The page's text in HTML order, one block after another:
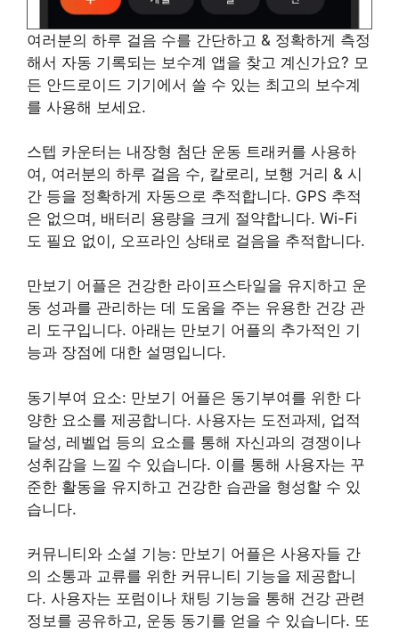
여러분의 하루 걸음 수를 간단하고 & 정확하게 측정
해서 자동 기록되는 보수계 앱을 찾고 계신가요? 모
든 안드로이드 기기에서 쓸 수 있는 최고의 보수계
를 사용해 보세요.
스텝 카운터는 내장형 첨단 운동 트래커를 사용하
여, 여러분의 하루 걸음 수, 칼로리, 보행 거리 & 시
간 등을 정확하게 자동으로 추적합니다. GPS 추적
은 없으며, 배터리 용량을 크게 절약합니다. Wi-Fi
도 필요 없이, 오프라인 상태로 걸음을 추적합니다.
만보기 어플은 건강한 라이프스타일을 유지하고 운
동 성과를 관리하는 데 도움을 주는 유용한 건강 관
리 도구입니다. 아래는 만보기 어플의 추가적인 기
능과 장점에 대한 설명입니다.
동기부여 요소: 만보기 어플은 동기부여를 위한 다
양한 요소를 제공합니다. 사용자는 도전과제, 업적
달성, 레벨업 등의 요소를 통해 자신과의 경쟁이나
성취감을 느낄 수 있습니다. 이를 통해 사용자는 꾸
준한 활동을 유지하고 건강한 습관을 형성할 수 있
습니다.
커뮤니티와 소셜 기능: 만보기 어플은 사용자들 간
의 소통과 교류를 위한 커뮤니티 기능을 제공합니
다. 사용자는 포럼이나 채팅 기능을 통해 건강 관련
정보를 공유하고, 운동 동기를 얻을 수 있습니다. 또